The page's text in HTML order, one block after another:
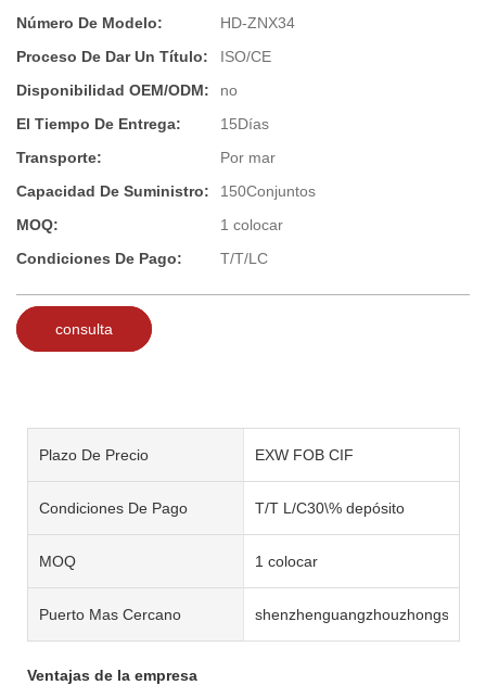
Número De Modelo:
HD-ZNX34
Proceso De Dar Un Título:
ISO/CE
Disponibilidad OEM/ODM:
no
El Tiempo De Entrega:
15Días
Transporte:
Por mar
Capacidad De Suministro:
150Conjuntos
MOQ:
1 colocar
Condiciones De Pago:
T/T/LC
consulta
Plazo De Precio EXW FOB CIF
Condiciones De Pago T/T L/C30\% depósito
MOQ 1 colocar
Puerto Mas Cercano shenzhenguangzhouzhongshan
Ventajas de la empresa